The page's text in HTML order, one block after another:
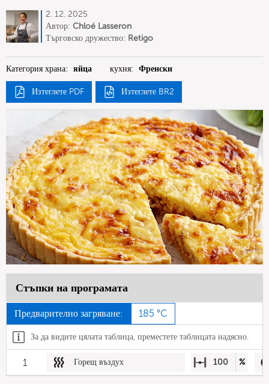
2. 12. 2025
Автор: Chloé Lasseron
Търговско дружество: Retigo
Категория храна: яйца кухня: Френски
Изтеглете PDF Изтеглете BR2
Стъпки на програмата
Предварително загряване: 185 °C
За да видите цялата таблица, преместете таблицата надясно.
1 Горещ въздух 100 %